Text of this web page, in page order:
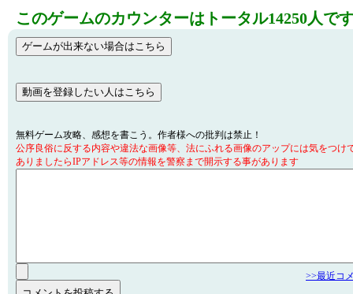
このゲームのカウンターはトータル14250人で
無料ゲーム攻略、感想を書こう。作者様への批判は禁止！
公序良俗に反する内容や違法な画像等、法にふれる画像のアップには気をつけ
ありましたらIPアドレス等の情報を警察まで開示する事があります
>>最近コ